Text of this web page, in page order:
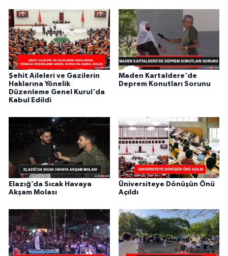
Şehit Aileleri ve Gazilerin
Haklarına Yönelik
Düzenleme Genel Kurul'da
Kabul Edildi
Maden Kartaldere'de
Deprem Konutları Sorunu
Elazığ’da Sıcak Havaya
Akşam Molası
Üniversiteye Dönüşün Önü
Açıldı